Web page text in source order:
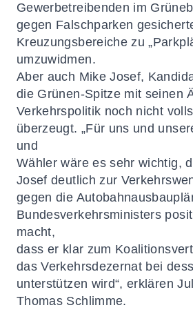
Gewerbetreibenden im
gegen Falschparken
Kreuzungsbereiche zu
umzuwidmen.
Aber auch Mike Josef,
die Grünen-Spitze mit seinen
Verkehrspolitik noch nicht
überzeugt. „Für uns und
und
Wähler wäre es sehr wichtig,
Josef deutlich zur
gegen die
Bundesverkehrsministers
macht,
dass er klar zum
das Verkehrsdezernat bei
unterstützen wird“, erklären
Thomas Schlimme.